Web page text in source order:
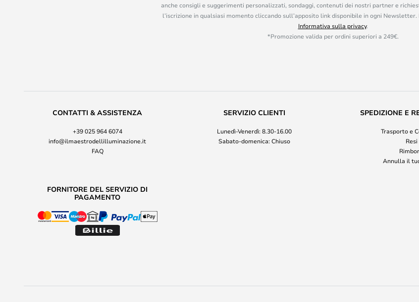
anche consigli e suggerimenti personalizzati, sondaggi, contenuti dei nostri partner e
l’iscrizione in qualsiasi momento cliccando sull’apposito link disponibile in ogni
Informativa sulla privacy.
*Promozione valida per ordini superiori a 249€.
CONTATTI & ASSISTENZA
+39 025 964 6074
info@ilmaestrodellilluminazione.it
FAQ
SERVIZIO CLIENTI
Lunedì-Venerdì: 8.30-16.00
Sabato-domenica: Chiuso
SPEDIZIONE E
Trasporto e
Resi
Annulla il
FORNITORE DEL SERVIZIO DI
PAGAMENTO